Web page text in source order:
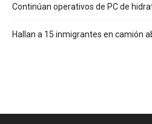
Continúan operativos de PC de
Hallan a 15 inmigrantes en camión